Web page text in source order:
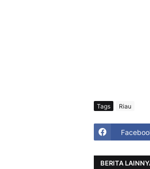
Tags Riau
BERITA